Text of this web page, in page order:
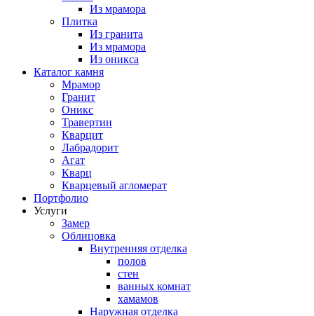
Из мрамора
Плитка
Из гранита
Из мрамора
Из оникса
Каталог камня
Мрамор
Гранит
Оникс
Травертин
Кварцит
Лабрадорит
Агат
Кварц
Кварцевый агломерат
Портфолио
Услуги
Замер
Облицовка
Внутренняя отделка
полов
стен
ванных комнат
хамамов
Наружная отделка